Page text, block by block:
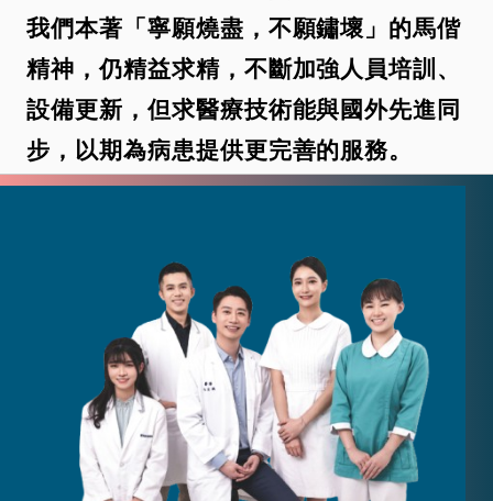
我們本著「寧願燒盡，不願鏽壞」的馬偕
精神，仍精益求精，不斷加強人員培訓、
設備更新，但求醫療技術能與國外先進同
步，以期為病患提供更完善的服務。